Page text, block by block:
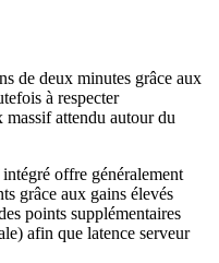
de deux minutes grâce aux
à respecter
attendu autour du
offre généralement
grâce aux gains élevés
points supplémentaires
afin que latence serveur